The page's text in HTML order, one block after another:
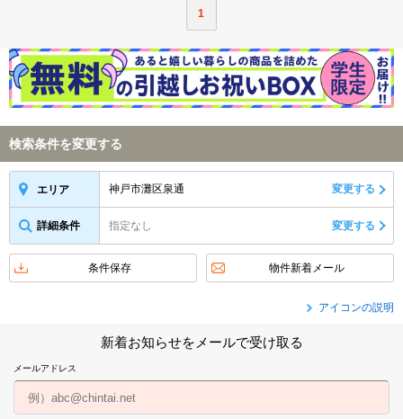
1
検索条件を変更する
エリア 神戸市灘区泉通 変更する
詳細条件 指定なし 変更する
条件保存 物件新着メール
アイコンの説明
新着お知らせをメールで受け取る
メールアドレス